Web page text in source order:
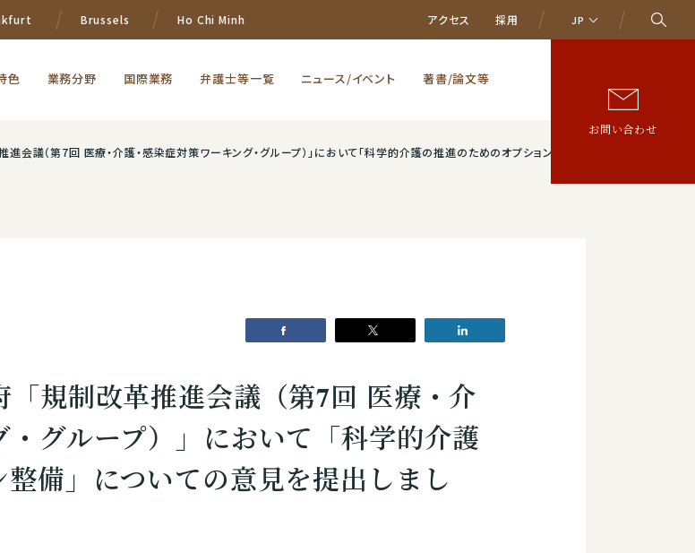
Brussels Ho Chi Minh アクセス 採用 JP
色 業務分野 国際業務 弁護士等一覧 ニュース/イベント 著書/論文等
お問い合わせ
7回 医療・介護・感染症対策ワーキング・グループ）」において「科学的介護の推進のためのオプション整備」についての意見を提出しました。
規制改革推進会議（第7回 医療・介
グループ）」において「科学的介護
備」についての意見を提出しまし